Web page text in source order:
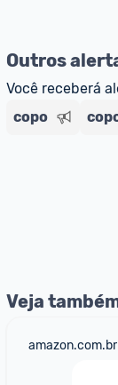
Outros
Você receberá
copo
Veja
amazon.com.br